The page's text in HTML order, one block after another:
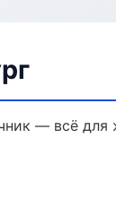
— всё для